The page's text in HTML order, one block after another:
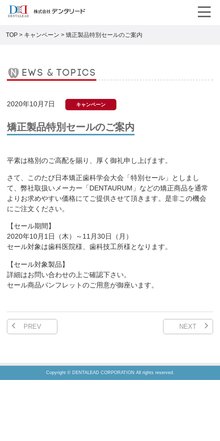
TOP> キャンペーン > 矯正製品特別セールのご案内
news & topics
2020年10月7日 キャンペーン
矯正製品特別セールのご案内
平素は格別のご高配を賜り、厚く御礼申し上げます。
さて、このたび日本矯正歯科学会大会「特別セール」としまし
て、弊社取扱いメーカー「DENTAURUM 」などの矯正商品を通常
よりお求めやすい価格にてご提供させて頂きます。是非この機会
にご注文ください。
【セール期間】
2020年10月1日（木）～11月30日（月）
セール対象は歯科医院様、歯科技工所様となります。
【セール対象製品】
詳細はお問い合わせの上ご確認下さい。
セール商品パンフレットのご用意が御座います。
PREV NEXT
Copyright © DENTALEAD CORPORATION All rights reserved.